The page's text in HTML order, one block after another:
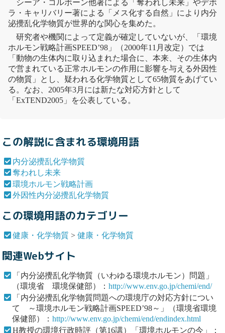
シーア・コルボーン他著による「 奪われし未来 」やデボ
ラ・キャリバリー著による「メス化する自然」により 内分
泌攪乱化学物質が世界的な関心を集めた。
研究者や機関によって定義が確定していないが、「 環境
ホルモン戦略計画SPEED’98」（2000年11月改定）では
「動物の生体内に取り込まれた場合に、本来、その生体内
で営まれている正常ホルモンの作用に影響を与える外因性
の物質」とし、疑われる化学物質として65物質をあげてい
る。なお、2005年3月には新たな対応方針として
「ExTEND2005」を公表している。
この解説に含まれる環境用語
内分泌攪乱化学物質
奪われし未来
環境ホルモン戦略計画
外因性内分泌攪乱化学物質
この環境用語のカテゴリー
健康・化学物質 >健康・化学物質
関連Webサイト
「内分泌攪乱化学物質（いわゆる環境ホルモン）問題」
（環境省 環境保健部）： http://www.env.go.jp/chemi/end/
「内分泌攪乱化学物質問題への環境庁の対応方針につい
て ～環境ホルモン戦略計画SPEED’98～」（環境省環境
保健部）： http://www.env.go.jp/chemi/end/endindex.html
H教授の環境行政時評（第16講）「環境ホルモンの今」：